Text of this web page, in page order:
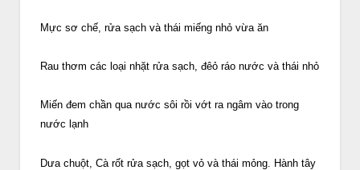
Mực sơ chế, rửa sạch và thái miếng nhỏ vừa ăn
Rau thơm các loại nhặt rửa sạch, đêỏ ráo nước và thái nhỏ
Miến đem chần qua nước sôi rồi vớt ra ngâm vào trong
nước lạnh
Dưa chuột, Cà rốt rửa sạch, gọt vỏ và thái mỏng. Hành tây